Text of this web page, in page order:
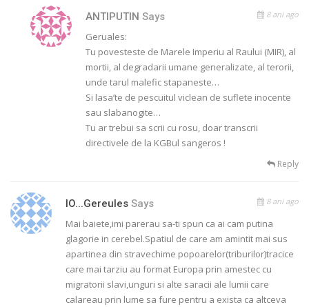
ANTIPUTINSays 8 ani ago
Geruales:
Tu povesteste de Marele Imperiu al Raului (MIR), al
mortii, al degradarii umane generalizate, al terorii,
unde tarul malefic stapaneste…
Si lasa’te de pescuitul viclean de suflete inocente
sau slabanogite…
Tu ar trebui sa scrii cu rosu, doar transcrii
directivele de la KGBul sangeros !
Reply
IO...gereules Says 8 ani ago
Mai baiete,imi parerau sa-ti spun ca ai cam putina
glagorie in cerebel.Spatiul de care am amintit mai sus
apartinea din stravechime popoarelor(triburilor)tracice
care mai tarziu au format Europa prin amestec cu
migratorii slavi,unguri si alte saracii ale lumii care
calareau prin lume sa fure pentru a exista ca altceva